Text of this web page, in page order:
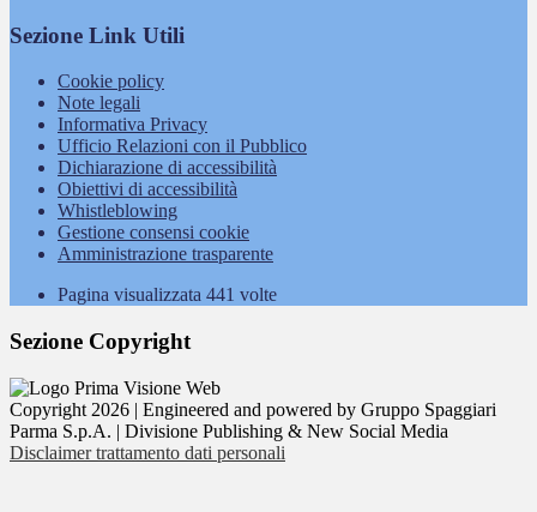
Sezione Link Utili
Cookie policy
Note legali
Informativa Privacy
Ufficio Relazioni con il Pubblico
Dichiarazione di accessibilità
Obiettivi di accessibilità
Whistleblowing
Gestione consensi cookie
Amministrazione trasparente
Pagina visualizzata 441 volte
Sezione Copyright
Copyright 2026 | Engineered and powered by Gruppo Spaggiari
Parma S.p.A. | Divisione Publishing & New Social Media
Disclaimer trattamento dati personali